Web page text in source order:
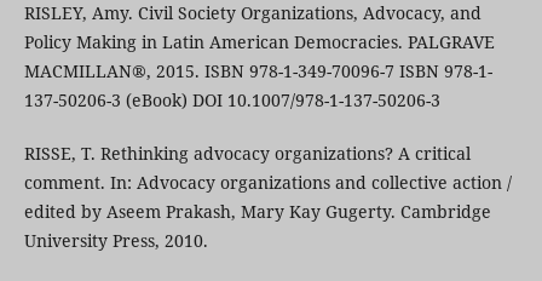
RISLEY, Amy. Civil Society Organizations, Advocacy, and
Policy Making in Latin American Democracies. PALGRAVE
MACMILLAN®, 2015. ISBN 978-1-349-70096-7 ISBN 978-1-
137-50206-3 (eBook) DOI 10.1007/978-1-137-50206-3
RISSE, T. Rethinking advocacy organizations? A critical
comment. In: Advocacy organizations and collective action /
edited by Aseem Prakash, Mary Kay Gugerty. Cambridge
University Press, 2010.